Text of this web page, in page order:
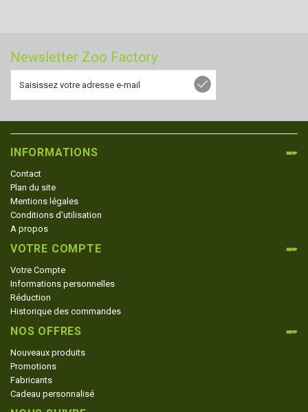
Newsletter Zoo Factory
INFORMATIONS
Contact
Plan du site
Mentions légales
Conditions d'utilisation
A propos
VOTRE COMPTE
Votre Compte
Informations personnelles
Réduction
Historique des commandes
NOS OFFRES
Nouveaux produits
Promotions
Fabricants
Cadeau personnalisé